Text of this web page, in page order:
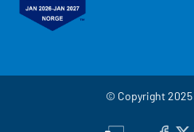
© Copyright 2025